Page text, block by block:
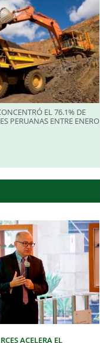
EL 76.1% DE
PERUANAS ENTRE ENERO
ACELERA EL